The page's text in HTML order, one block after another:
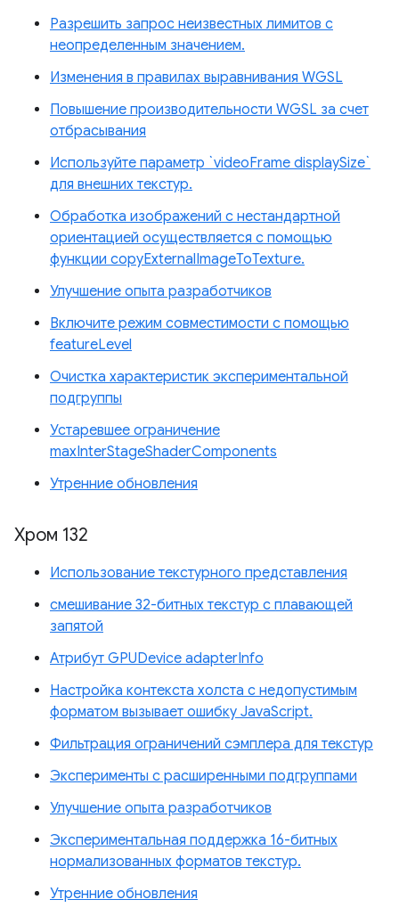
Разрешить запрос неизвестных лимитов с
неопределенным значением.
Изменения в правилах выравнивания WGSL
Повышение производительности WGSL за счет
отбрасывания
Используйте параметр `videoFrame displaySize`
для внешних текстур.
Обработка изображений с нестандартной
ориентацией осуществляется с помощью
функции copyExternalImageToTexture.
Улучшение опыта разработчиков
Включите режим совместимости с помощью
featureLevel
Очистка характеристик экспериментальной
подгруппы
Устаревшее ограничение
maxInterStageShaderComponents
Утренние обновления
Хром 132
Использование текстурного представления
смешивание 32-битных текстур с плавающей
запятой
Атрибут GPUDevice adapterInfo
Настройка контекста холста с недопустимым
форматом вызывает ошибку JavaScript.
Фильтрация ограничений сэмплера для текстур
Эксперименты с расширенными подгруппами
Улучшение опыта разработчиков
Экспериментальная поддержка 16-битных
нормализованных форматов текстур.
Утренние обновления